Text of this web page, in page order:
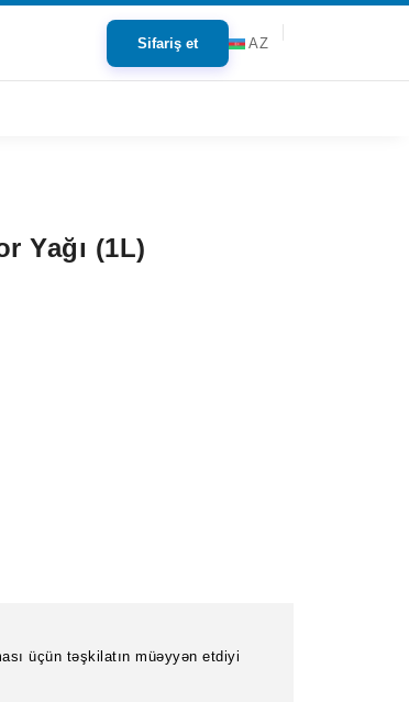
Sifariş et AZ
Yağı (1L)
üçün təşkilatın müəyyən etdiyi